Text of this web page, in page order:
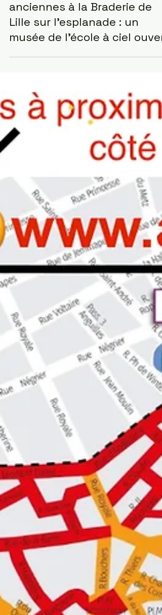
affiches scolaires et cartes
scolaires Vidal Lablache
anciennes à la Braderie de
Lille sur l’esplanade : un